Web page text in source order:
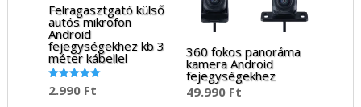
Felragasztgató külső
autós mikrofon
Android
fejegységekhez kb 3
méter kábellel
Értékelés:
5.00
2.990 Ft
360 fokos panoráma
kamera Android
fejegységekhez
49.990 Ft